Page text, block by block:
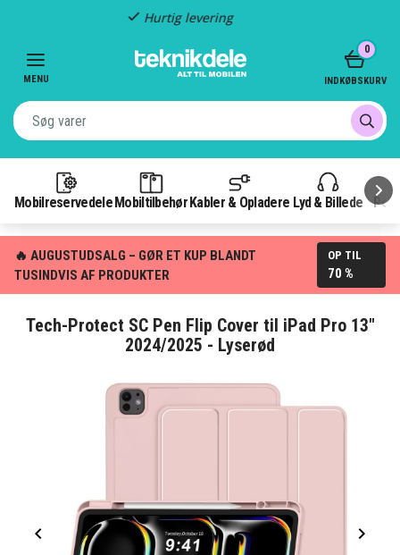
Fragt kun 29,-
MENU
Mobilreservedele Mobiltilbehør Kabler & Opladere Lyd & Billede
0
INDKØBSKURV
🔥 AUGUSTUDSALG – GØR ET KUP BLANDT
TUSINDVIS AF PRODUKTER
OP TIL
70 %
Tech-Protect SC Pen Flip Cover til iPad Pro 13"
2024/2025 - Lyserød